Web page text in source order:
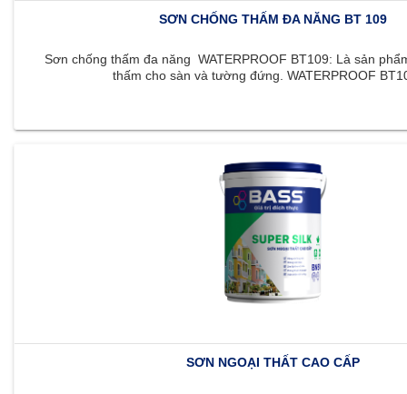
SƠN CHỐNG THẤM ĐA NĂNG BT 109
Sơn chống thấm đa năng WATERPROOF BT109: Là sản
thấm cho sàn và tường đứng. WATERPROOF
SƠN NGOẠI THẤT CAO CẤP